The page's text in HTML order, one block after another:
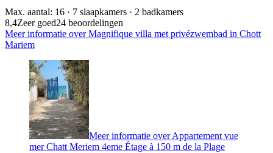
Max. aantal: 16 · 7 slaapkamers · 2 badkamers
8,4Zeer goed24 beoordelingen
Meer informatie over Magnifique villa met privézwembad in Chott
Mariem
Meer informatie over Appartement vue
mer Chatt Meriem 4eme Étage à 150 m de la Plage